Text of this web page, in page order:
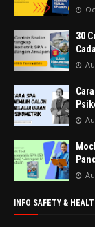
30
INFO SAFETY &